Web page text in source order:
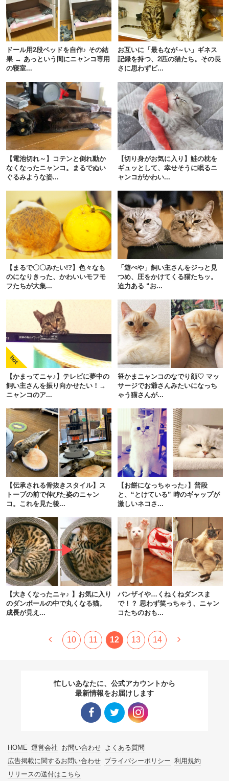
ドール用2段ベッドを自作♪ その結
果 → あっという間にニャンコ専用
の寝室...
お互いに「最もなが～い」ギネス
記録を持つ、2匹の猫たち。その長
さに思わずビ...
【電池切れ～】コテンと倒れ動か
なくなったニャンコ。まるでぬい
ぐるみような姿...
【切り身がお気に入り】鮭の枕を
ギュッとして、幸せそうに眠るニ
ャンコがかわい...
【まるで〇〇みたい!?】色々なも
のになりきった、かわいいモフモ
フたちが大集...
「遊べや」飼い主さんをジっと見
つめ、圧をかけてくる猫たちッ。
迫力ある “お...
【かまってニャ♪】テレビに夢中の
飼い主さんを振り向かせたい！→
ニャンコのア...
笹かまニャンコのなでり顔♡ マッ
サージでお爺さんみたいになっち
ゃう猫さんが...
【伝承される骨抜きスタイル】ス
トーブの前で伸びた姿のニャン
コ。これを見た後...
【お餅になっちゃった♪】普段
と、“とけている” 時のギャップが
激しいネコさ...
【大きくなったニャ♪ 】お気に入り
のダンボールの中で丸くなる猫。
成長が見え...
バンザイや…くねくねダンスま
で！？ 思わず笑っちゃう、ニャン
コたちのおも...
10 11 12 13 14
忙しいあなたに、公式アカウントから
最新情報をお届けします
HOME 運営会社 お問い合わせ よくある質問
広告掲載に関するお問い合わせ プライバシーポリシー 利用規約
リリースの送付はこちら
閉じる
pecodogs
いぬ部をフォロー
pecocats
ねこ部をフォロー
PECOアプリをダウンロード済みの方
アプリで開く